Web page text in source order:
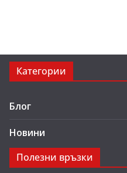
Категории
Блог
Новини
Полезни връзки